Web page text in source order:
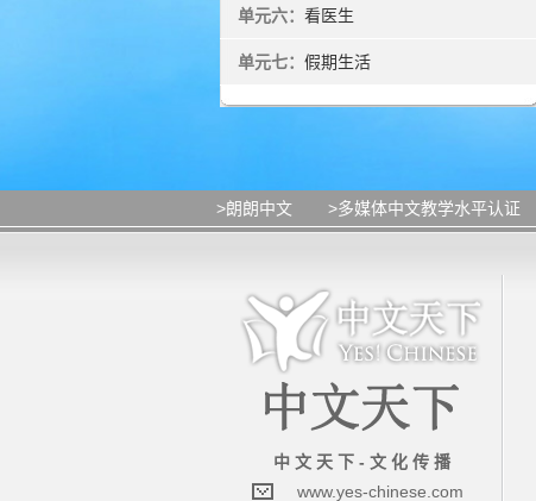
单元六： 看医生
单元七： 假期生活
>朗朗中文 >多媒体中文教学水平认证
中 文 天 下 - 文 化 传 播
www.yes-chinese.com